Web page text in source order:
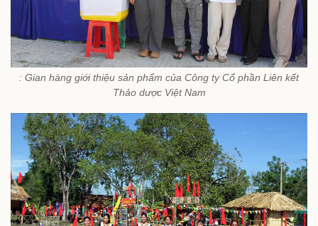
: Gian hàng giới thiệu sản phẩm của Công ty Cổ phần Liên kết
Thảo dược Việt Nam